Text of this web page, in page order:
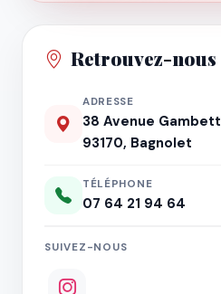
Retrouvez-nous
ADRESSE
38 Avenue
93170, Bagnolet
TÉLÉPHONE
07 64 21 94 64
SUIVEZ-NOUS